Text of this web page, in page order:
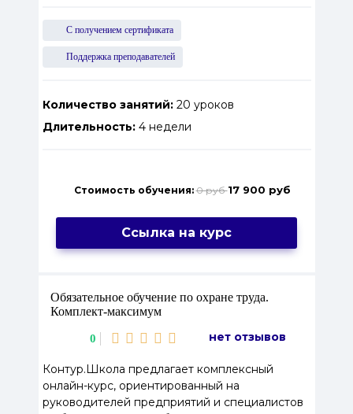
С получением сертификата
Поддержка преподавателей
Количество занятий:20 уроков
Длительность:4 недели
Стоимость обучения: 0 руб17 900 руб
Ссылка на курс
Обязательное обучение по охране труда.
Комплект‑максимум
0 нет отзывов
Контур.Школа предлагает комплексный
онлайн-курс, ориентированный на
руководителей предприятий и специалистов